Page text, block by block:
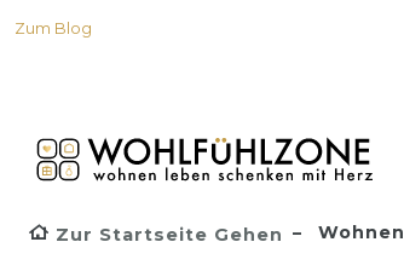
Zum Blog
Zur Startseite Gehen Wohnen